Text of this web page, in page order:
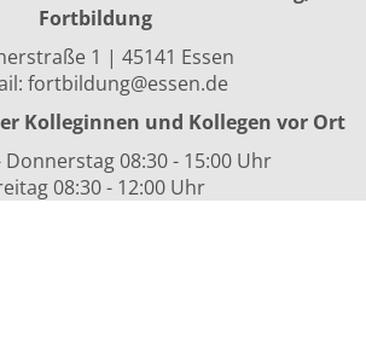
Fortbildung
1 | 45141 Essen
fortbildung@essen.de
Kolleginnen und Kollegen vor Ort
08:30 - 15:00 Uhr
08:30 - 12:00 Uhr